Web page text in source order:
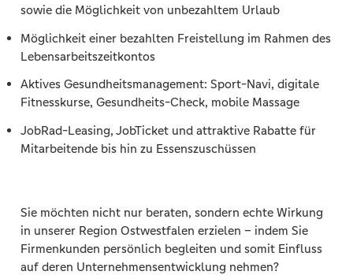
sowie die Möglichkeit von unbezahltem Urlaub
Möglichkeit einer bezahlten Freistellung im Rahmen des
Lebensarbeitszeitkontos
Aktives Gesundheitsmanagement: Sport-Navi, digitale
Fitnesskurse, Gesundheits-Check, mobile Massage
JobRad-Leasing, JobTicket und attraktive Rabatte für
Mitarbeitende bis hin zu Essenszuschüssen
Sie möchten nicht nur beraten, sondern echte Wirkung
in unserer Region Ostwestfalen erzielen – indem Sie
Firmenkunden persönlich begleiten und somit Einfluss
auf deren Unternehmensentwicklung nehmen?